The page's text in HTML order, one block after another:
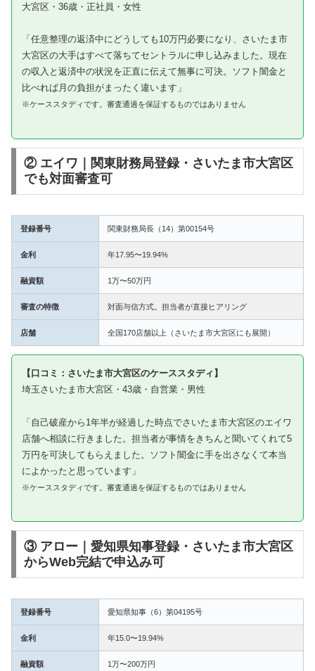
大宮区・36歳・正社員・女性
「任意整理の返済中にどうしても10万円必要になり、さいたま市
大宮区の大手はすべて落ちてセントラルに申し込みました。現在
の収入と返済中の状況を正直に伝えて無事に可決。ソフト闇金と
比べれば月の負担がまったく違います」
※ケーススタディです。審査通過を保証するものではありません
② エイワ｜関東財務局登録・さいたま市大宮区
でも対面審査可
登録番号 関東財務局長（14）第00154号
金利 年17.95〜19.94%
融資額 1万〜50万円
審査の特徴 対面与信方式。担当者が直接ヒアリング
店舗 全国170店舗以上（さいたま市大宮区にも展開）
【口コミ：さいたま市大宮区のケーススタディ】
埼玉さいたま市大宮区・43歳・自営業・男性
「自己破産から1年半が経過した時点でさいたま市大宮区のエイワ
店舗へ相談に行きました。担当者が事情をきちんと聞いてくれて5
万円を可決してもらえました。ソフト闇金に手を出さなくて本当
によかったと思っています」
※ケーススタディです。審査通過を保証するものではありません
③ アロー｜愛知県知事登録・さいたま市大宮区
からWeb完結で申込み可
登録番号 愛知県知事（6）第04195号
金利 年15.0〜19.94%
融資額 1万〜200万円